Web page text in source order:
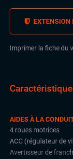
EXTENSION
Imprimer la fiche du
AIDES À LA
4 roues motrices
ACC (régulateur de
Avertisseur de